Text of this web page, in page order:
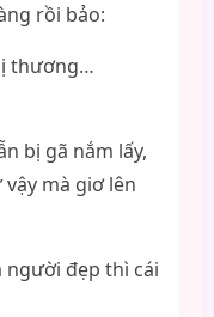
rồi bảo:
thương…
bị gã nắm lấy,
mà giơ lên
người đẹp thì cái